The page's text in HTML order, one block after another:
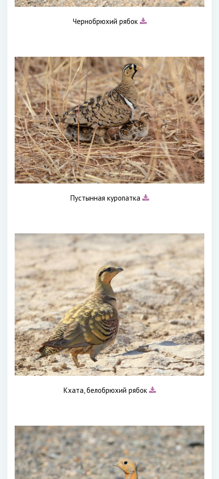
Чернобрюхий рябок
Пустынная куропатка
Кхата, белобрюхий рябок